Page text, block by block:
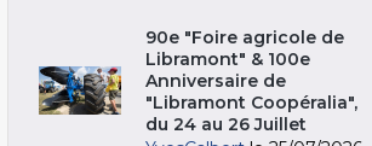
90e "Foire agricole de
Libramont" & 100e
Anniversaire de
"Libramont Coopéralia",
du 24 au 26 Juillet